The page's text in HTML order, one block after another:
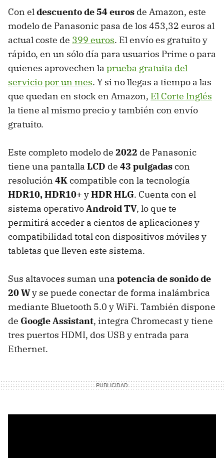
Con eldescuento de 54 euros de Amazon, este
modelo de Panasonic pasa de los 453,32 euros al
actual coste de 399 euros. El envío es gratuito y
rápido, en un sólo día para usuarios Prime o para
quienes aprovechen la prueba gratuita del
servicio por un mes. Y si no llegas a tiempo a las
que quedan en stock en Amazon, El Corte Inglés
la tiene al mismo precio y también con envío
gratuito.
Este completo modelo de 2022 de Panasonic
tiene una pantalla LCD de 43 pulgadascon
resolución 4Kcompatible con la tecnología
HDR10, HDR10+ yHDR HLG. Cuenta con el
sistema operativoAndroid TV, lo que te
permitirá acceder a cientos de aplicaciones y
compatibilidad total con dispositivos móviles y
tabletas que lleven este sistema.
Sus altavoces suman una potencia de sonido de
20 Wy se puede conectar de forma inalámbrica
mediante Bluetooth 5.0 y WiFi. También dispone
de Google Assistant, integra Chromecast y tiene
tres puertos HDMI, dos USB y entrada para
Ethernet.